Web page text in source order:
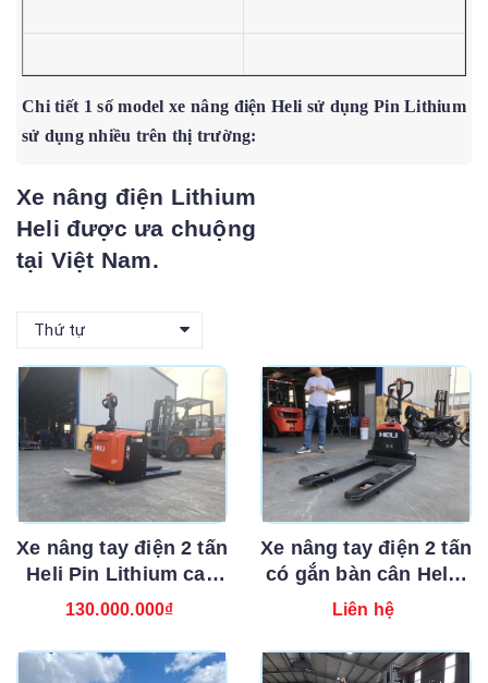
Chi tiết 1 số model xe nâng điện Heli sử dụng Pin Lithium
sử dụng nhiều trên thị trường:
Xe nâng điện Lithium
Heli được ưa chuộng
tại Việt Nam.
Thứ tự
Xe nâng tay điện 2 tấn
Heli Pin Lithium cao
cấp CBD20J-RLi
130.000.000₫
Xe nâng tay điện 2 tấn
có gắn bàn cân Heli -
Model CBD20J-Li-S
Liên hệ